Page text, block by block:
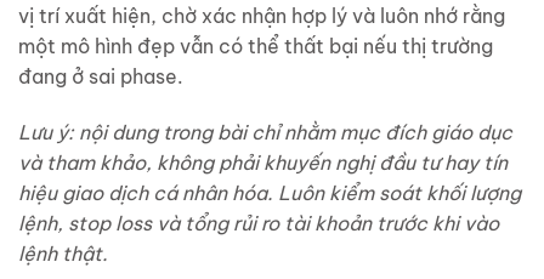
vị trí xuất hiện, chờ xác nhận hợp lý và luôn nhớ rằng
một mô hình đẹp vẫn có thể thất bại nếu thị trường
đang ở sai phase.
Lưu ý: nội dung trong bài chỉ nhằm mục đích giáo dục
và tham khảo, không phải khuyến nghị đầu tư hay tín
hiệu giao dịch cá nhân hóa. Luôn kiểm soát khối lượng
lệnh, stop loss và tổng rủi ro tài khoản trước khi vào
lệnh thật.